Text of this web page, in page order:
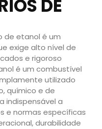
DE
de etanol é um
exige alto nível de
e rigoroso
é um combustível
utilizado
químico e de
indispensável a
e normas específicas
durabilidade